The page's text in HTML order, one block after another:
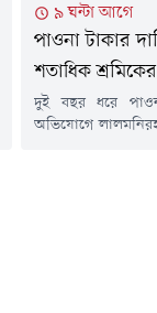
৯ ঘন্টা আগে
পাওনা টাকার
শতাধিক
দুই বছর ধরে
অভিযোগে